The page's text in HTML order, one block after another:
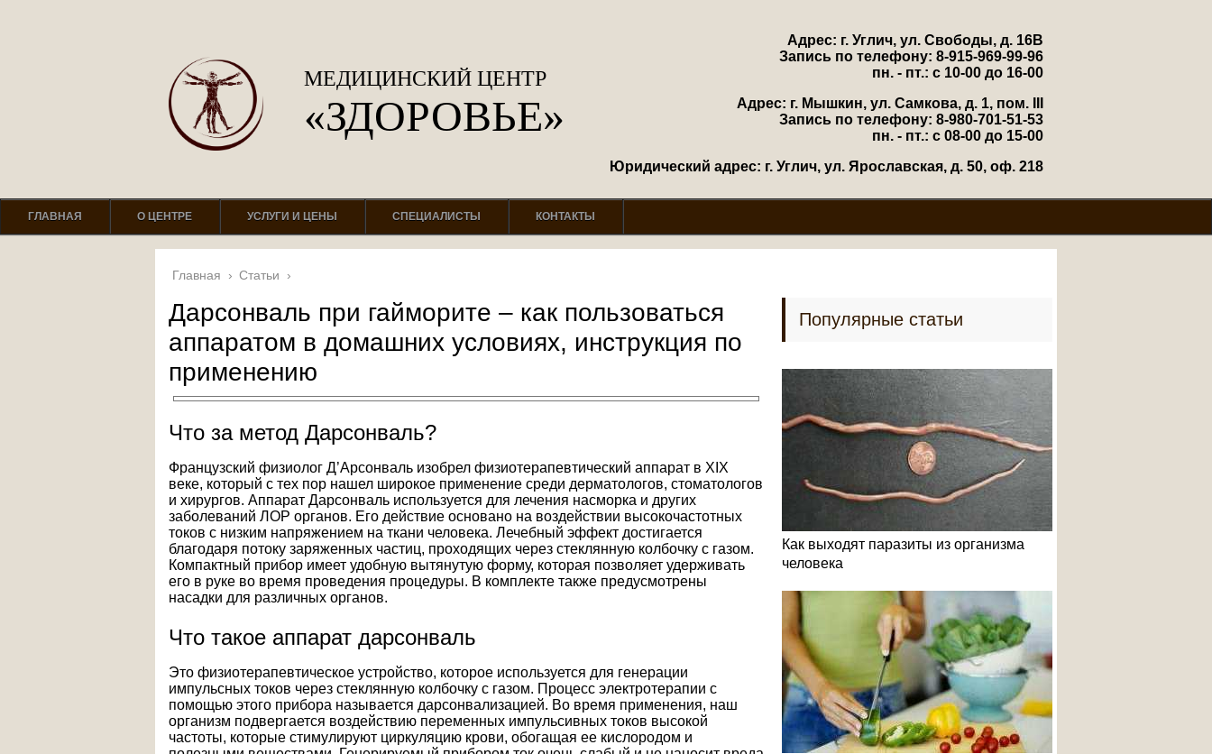
МЕДИЦИНСКИЙ ЦЕНТР
«ЗДОРОВЬЕ»
Адрес: г. Углич, ул. Свободы, д. 16В
Запись по телефону: 8-915-969-99-96
пн. - пт.: с 10-00 до 16-00
Адрес: г. Мышкин, ул. Самкова, д. 1, пом. III
Запись по телефону: 8-980-701-51-53
пн. - пт.: с 08-00 до 15-00
Юридический адрес: г. Углич, ул. Ярославская, д. 50, оф. 218
ГЛАВНАЯ О ЦЕНТРЕ УСЛУГИ И ЦЕНЫ СПЕЦИАЛИСТЫ КОНТАКТЫ
Главная › Статьи ›
Дарсонваль при гайморите – как пользоваться
аппаратом в домашних условиях, инструкция по
применению
Что за метод Дарсонваль?
Французский физиолог Д’Арсонваль изобрел физиотерапевтический аппарат в XIX
веке, который с тех пор нашел широкое применение среди дерматологов, стоматологов
и хирургов. Аппарат Дарсонваль используется для лечения насморка и других
заболеваний ЛОР органов. Его действие основано на воздействии высокочастотных
токов с низким напряжением на ткани человека. Лечебный эффект достигается
благодаря потоку заряженных частиц, проходящих через стеклянную колбочку с газом.
Компактный прибор имеет удобную вытянутую форму, которая позволяет удерживать
его в руке во время проведения процедуры. В комплекте также предусмотрены
насадки для различных органов.
Что такое аппарат дарсонваль
Это физиотерапевтическое устройство, которое используется для генерации
импульсных токов через стеклянную колбочку с газом. Процесс электротерапии с
помощью этого прибора называется дарсонвализацией. Во время применения, наш
организм подвергается воздействию переменных импульсивных токов высокой
частоты, которые стимулируют циркуляцию крови, обогащая ее кислородом и
Популярные статьи
Как выходят паразиты из организма
человека